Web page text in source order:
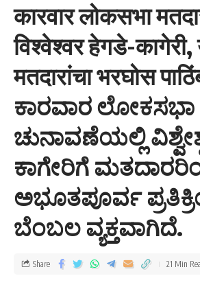
कारवार लोकसभा
विश्वेश्वर हेगडे-कागेरी,
मतदारांचा भरघोस
ಕಾರವಾರ ಲೋಕಸಭಾ
ಚುನಾವಣೆಯಲ್ಲಿ
ಕಾಗೇರಿಗೆ
ಅಭೂತಪೂರ್ವ
ಬೆಂಬಲ ವ್ಯಕ್ತವಾಗಿದೆ.
Share 21 Min